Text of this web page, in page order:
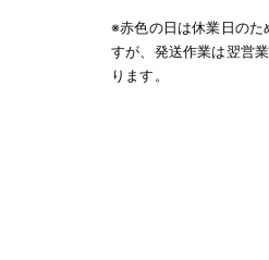
※赤色の日は休業日のた
すが、発送作業は翌営
ります。